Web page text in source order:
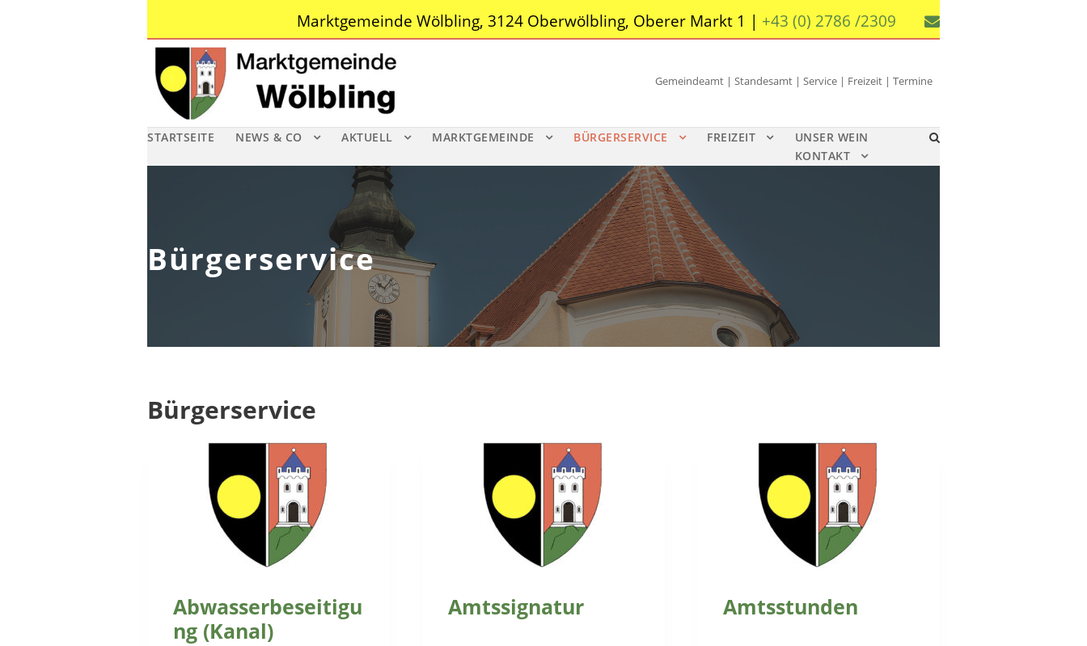
Marktgemeinde Wölbling, 3124 Oberwölbling, Oberer Markt 1 | +43 (0) 2786 /2309
Gemeindeamt | Standesamt | Service | Freizeit | Termine
STARTSEITE NEWS & CO AKTUELL MARKTGEMEINDE BÜRGERSERVICE FREIZEIT
UNSER WEIN
KONTAKT
Bürgerservice
Bürgerservice
Abwasserbeseitigu
ng (Kanal)
Amtssignatur Amtsstunden